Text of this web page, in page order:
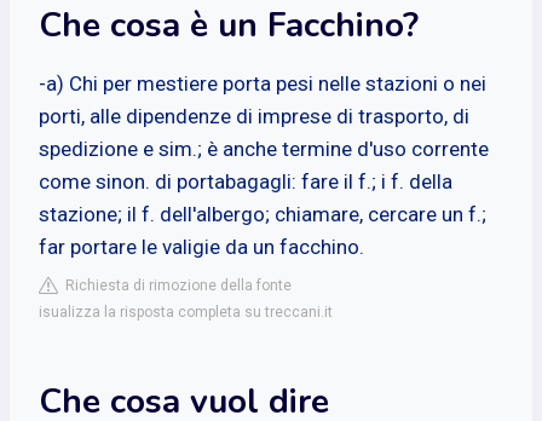
Che cosa è un Facchino?
-a) Chi per mestiere porta pesi nelle stazioni o nei
porti, alle dipendenze di imprese di trasporto, di
spedizione e sim.; è anche termine d'uso corrente
come sinon. di portabagagli: fare il f.; i f. della
stazione; il f. dell'albergo; chiamare, cercare un f.;
far portare le valigie da un facchino.
Richiesta di rimozione della fonte
isualizza la risposta completa su treccani.it
Che cosa vuol dire